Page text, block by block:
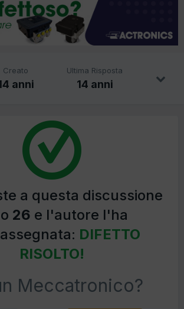
Creato
anni
Ultima Risposta
14 anni
a questa discussione
26 e l'autore l'ha
DIFETTO
RISOLTO!
Meccatronico?